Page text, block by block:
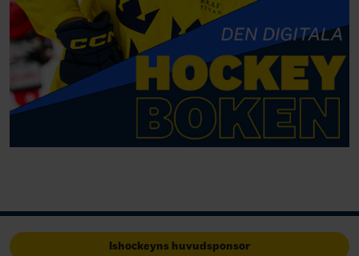
Ishockeyns huvudsponsor